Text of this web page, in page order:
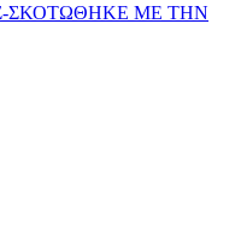
ΣΚΟΤΩΘΗΚΕ ΜΕ ΤΗΝ